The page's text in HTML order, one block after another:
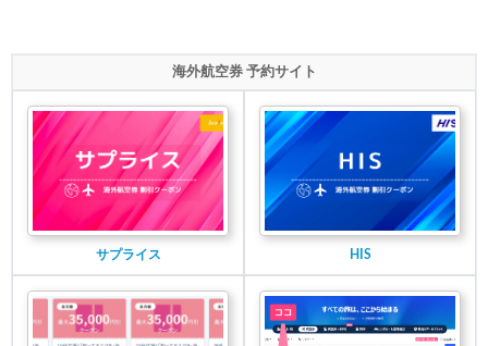
海外航空券 予約サイト
サプライス HIS